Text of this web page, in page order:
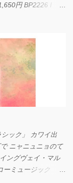
円 BP2226 I
ック」 カワイ出
ニャニュニョのて
ングヴェイ・マル
ーミュージック